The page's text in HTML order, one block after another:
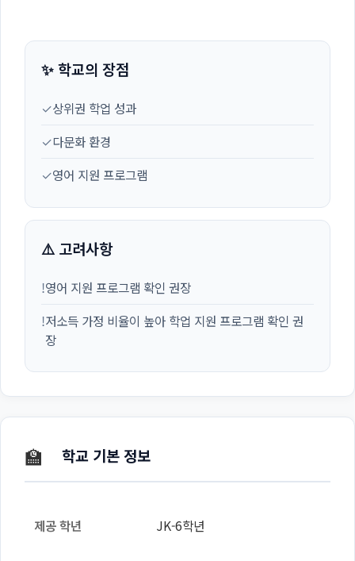
✨ 학교의 장점
✓상위권 학업 성과
✓다문화 환경
✓영어 지원 프로그램
⚠️ 고려사항
!영어 지원 프로그램 확인 권장
!저소득 가정 비율이 높아 학업 지원 프로그램 확인 권
장
🏫 학교 기본 정보
제공 학년 JK-6학년